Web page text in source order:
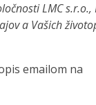
LMC s.r.o.,
a Vašich
emailom na